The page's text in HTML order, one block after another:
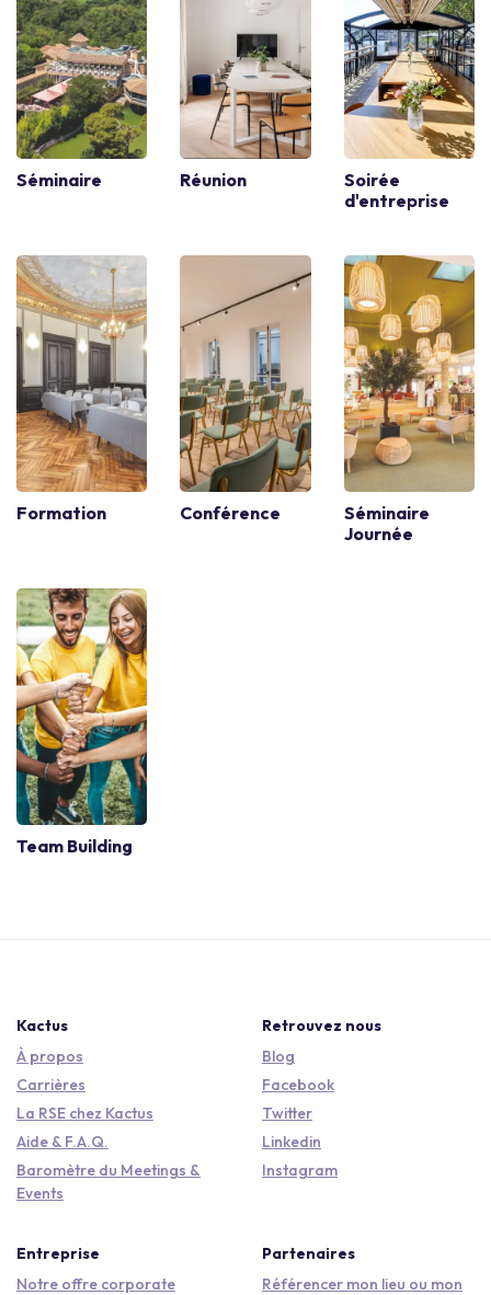
Séminaire Réunion
Soirée
d'entreprise
Formation Conférence
Séminaire
Journée
Team Building
Kactus
À propos
Carrières
La RSE chez Kactus
Aide & F.A.Q.
Baromètre du Meetings &
Events
Retrouvez nous
Blog
Facebook
Twitter
Linkedin
Instagram
Entreprise
Notre offre corporate
Partenaires
Référencer mon lieu ou mon